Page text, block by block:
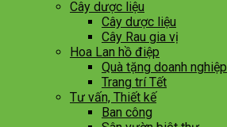
Cây dược liệu
Cây dược liệu
Cây Rau gia vị
Hoa Lan hồ điệp
Quà tặng doanh nghiệp
Trang trí Tết
Tư vấn, Thiết kế
Ban công